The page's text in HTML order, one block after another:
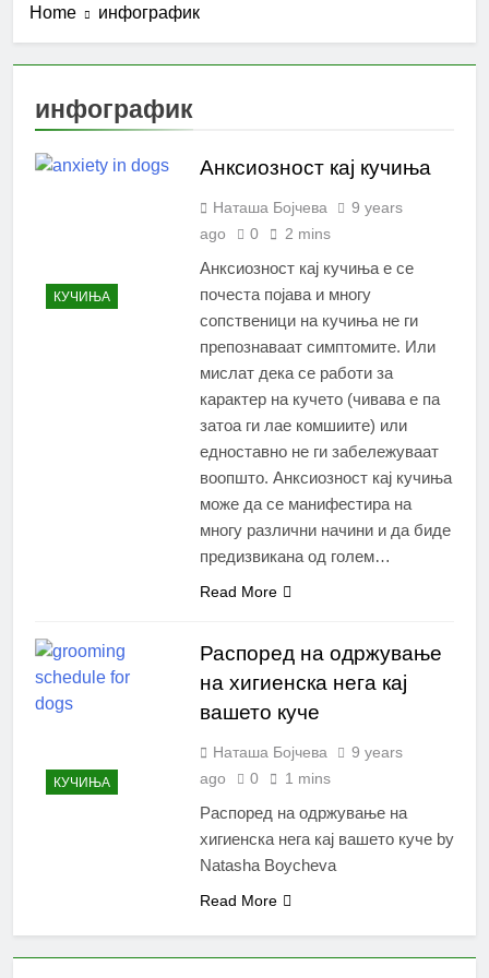
Home инфографик
инфографик
КУЧИЊА
Анксиозност кај кучиња
Наташа Бојчева
9 years
ago
0 2 mins
Анксиозност кај кучиња е се
почеста појава и многу
сопственици на кучиња не ги
препознаваат симптомите. Или
мислат дека се работи за
карактер на кучето (чивава е па
затоа ги лае комшиите) или
едноставно не ги забележуваат
воопшто. Анксиозност кај кучиња
може да се манифестира на
многу различни начини и да биде
предизвикана од голем…
Read More
КУЧИЊА
Распоред на одржување
на хигиенска нега кај
вашето куче
Наташа Бојчева
9 years
ago
0 1 mins
Распоред на одржување на
хигиенска нега кај вашето куче by
Natasha Boycheva
Read More